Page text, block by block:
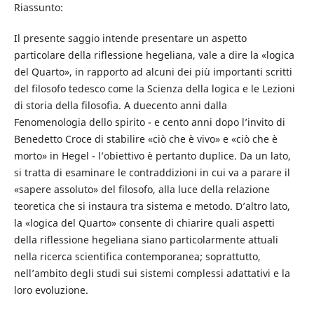
Riassunto:
Il presente saggio intende presentare un aspetto
particolare della riflessione hegeliana, vale a dire la «logica
del Quarto», in rapporto ad alcuni dei più importanti scritti
del filosofo tedesco come la Scienza della logica e le Lezioni
di storia della filosofia. A duecento anni dalla
Fenomenologia dello spirito - e cento anni dopo l’invito di
Benedetto Croce di stabilire «ciò che è vivo» e «ciò che è
morto» in Hegel - l’obiettivo è pertanto duplice. Da un lato,
si tratta di esaminare le contraddizioni in cui va a parare il
«sapere assoluto» del filosofo, alla luce della relazione
teoretica che si instaura tra sistema e metodo. D’altro lato,
la «logica del Quarto» consente di chiarire quali aspetti
della riflessione hegeliana siano particolarmente attuali
nella ricerca scientifica contemporanea; soprattutto,
nell’ambito degli studi sui sistemi complessi adattativi e la
loro evoluzione.